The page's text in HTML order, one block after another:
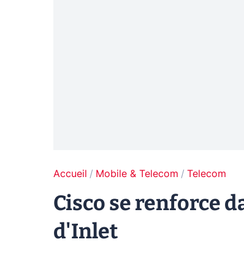
Accueil Mobile & Telecom Telecom
Cisco se renforce
d'Inlet